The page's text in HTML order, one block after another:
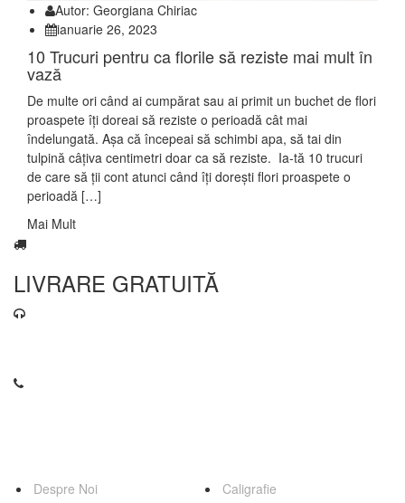
Autor: Georgiana Chiriac
ianuarie 26, 2023
10 Trucuri pentru ca florile să reziste mai mult în
vază
De multe ori când ai cumpărat sau ai primit un buchet de flori
proaspete îți doreai să reziste o perioadă cât mai
îndelungată. Așa că începeai să schimbi apa, să tai din
tulpină câțiva centimetri doar ca să reziste. Ia-tă 10 trucuri
de care să ții cont atunci când îți dorești flori proaspete o
perioadă […]
Mai Mult
LIVRARE GRATUITĂ
Despre Noi
Caligrafie